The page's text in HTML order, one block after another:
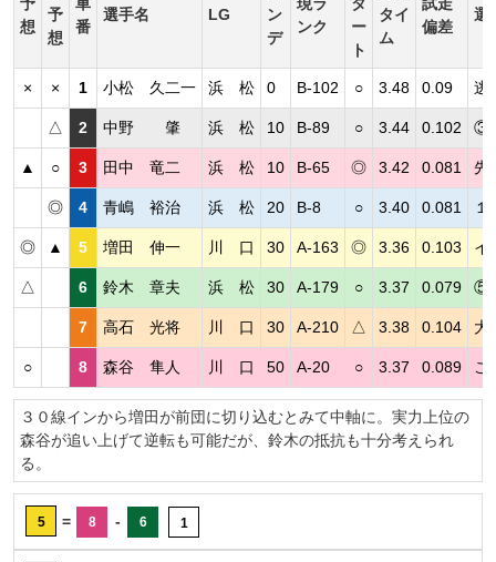
想
予
想
番
選手名 LG
ン
デ
ンク
ー
ト
タイ
ム
偏差
選
× × 1 小松 久二一 浜 松 0 B-102 ○ 3.48 0.09 逃
△ 2 中野 肇 浜 松 10 B-89 ○ 3.44 0.102 ③
▲ ○ 3 田中 竜二 浜 松 10 B-65 ◎ 3.42 0.081 先
◎ 4 青嶋 裕治 浜 松 20 B-8 ○ 3.40 0.081 １
◎ ▲ 5 増田 伸一 川 口 30 A-163 ◎ 3.36 0.103 イ
△ 6 鈴木 章夫 浜 松 30 A-179 ○ 3.37 0.079 ⑤
7 高石 光将 川 口 30 A-210 △ 3.38 0.104 大
○ 8 森谷 隼人 川 口 50 A-20 ○ 3.37 0.089 こ
３０線インから増田が前団に切り込むとみて中軸に。実力上位の
森谷が追い上げて逆転も可能だが、鈴木の抵抗も十分考えられ
る。
5 = 8 - 6 1